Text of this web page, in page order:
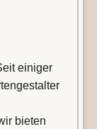
einiger
bieten